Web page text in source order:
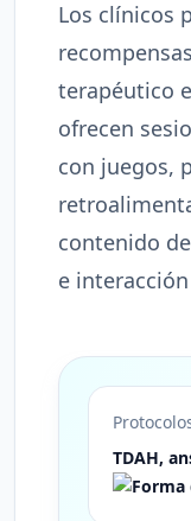
TDAH,
Los clínicos
terapéutico
ofrecen
con juegos,
contenido
e